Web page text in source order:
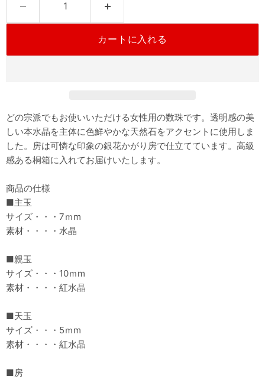
カートに入れる
どの宗派でもお使いいただける女性用の数珠です。透明感の美
しい本水晶を主体に色鮮やかな天然石をアクセントに使用しま
した。房は可憐な印象の銀花かがり房で仕立てています。高級
感ある桐箱に入れてお届けいたします。
商品の仕様
■主玉
サイズ・・・7ｍm
素材・・・・水晶
■親玉
サイズ・・・10ｍm
素材・・・・紅水晶
■天玉
サイズ・・・5ｍm
素材・・・・紅水晶
■房